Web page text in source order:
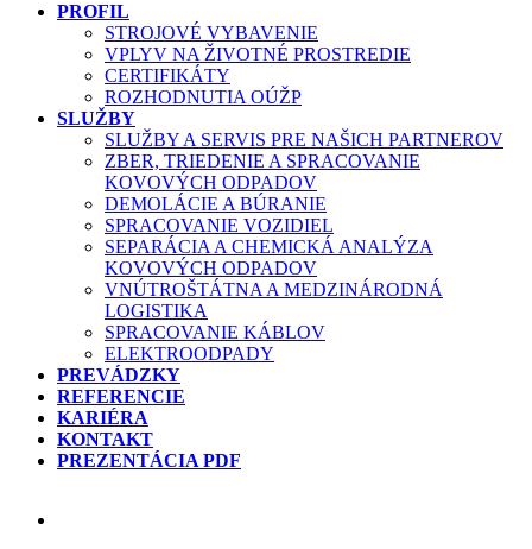
PROFIL
STROJOVÉ VYBAVENIE
VPLYV NA ŽIVOTNÉ PROSTREDIE
CERTIFIKÁTY
ROZHODNUTIA OÚŽP
SLUŽBY
SLUŽBY A SERVIS PRE NAŠICH PARTNEROV
ZBER, TRIEDENIE A SPRACOVANIE
KOVOVÝCH ODPADOV
DEMOLÁCIE A BÚRANIE
SPRACOVANIE VOZIDIEL
SEPARÁCIA A CHEMICKÁ ANALÝZA
KOVOVÝCH ODPADOV
VNÚTROŠTÁTNA A MEDZINÁRODNÁ
LOGISTIKA
SPRACOVANIE KÁBLOV
ELEKTROODPADY
PREVÁDZKY
REFERENCIE
KARIÉRA
KONTAKT
PREZENTÁCIA PDF